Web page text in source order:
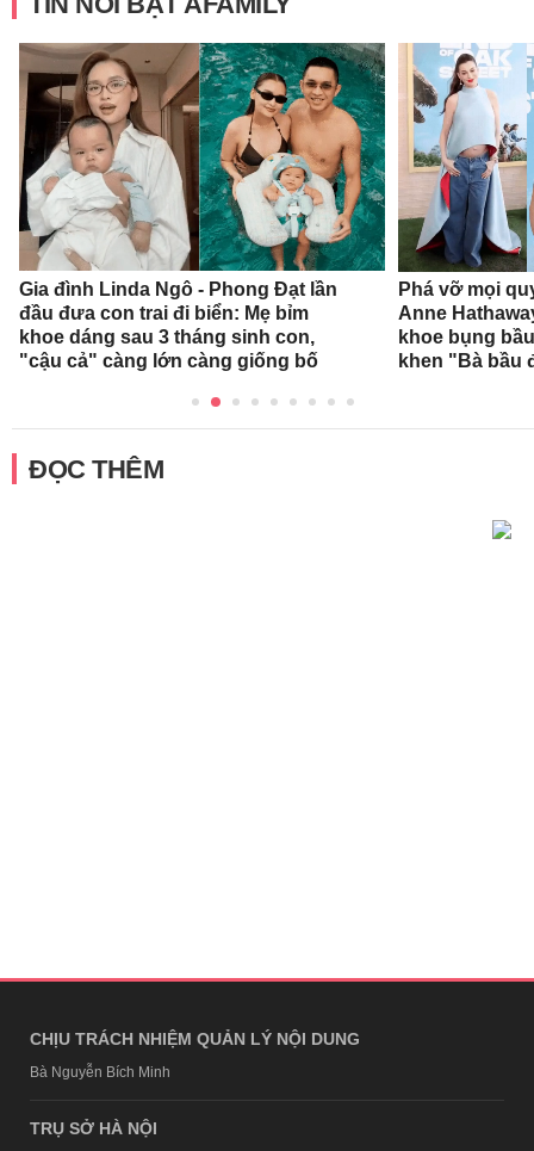
Gia đình Linda Ngô - Phong Đạt lần
đầu đưa con trai đi biển: Mẹ bỉm
khoe dáng sau 3 tháng sinh con,
"cậu cả" càng lớn càng giống bố
Phá vỡ mọi
Anne
khoe bụng
khen "Bà bầu
ĐỌC THÊM
CHỊU TRÁCH NHIỆM QUẢN LÝ NỘI DUNG
Bà Nguyễn Bích Minh
TRỤ SỞ HÀ NỘI